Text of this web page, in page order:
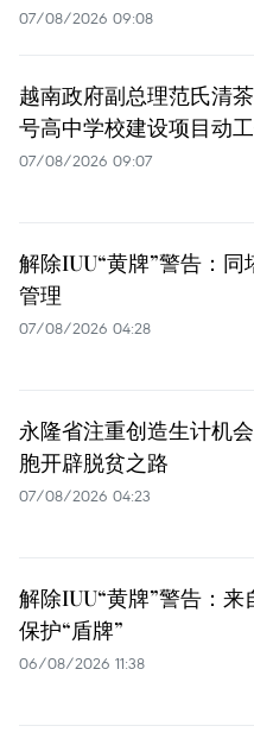
07/08/2026 09:08
越南政府副总理范氏清
号高中学校建设项目动
07/08/2026 09:07
解除IUU“黄牌”警告：
管理
07/08/2026 04:28
永隆省注重创造生计机
胞开辟脱贫之路
07/08/2026 04:23
解除IUU“黄牌”警告：来
保护“盾牌”
06/08/2026 11:38